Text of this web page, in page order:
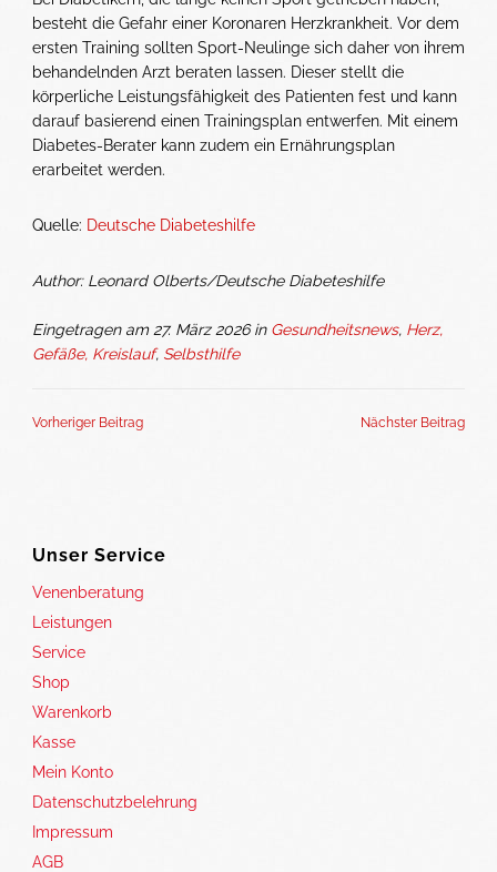
besteht die Gefahr einer Koronaren Herzkrankheit. Vor dem
ersten Training sollten Sport-Neulinge sich daher von ihrem
behandelnden Arzt beraten lassen. Dieser stellt die
körperliche Leistungsfähigkeit des Patienten fest und kann
darauf basierend einen Trainingsplan entwerfen. Mit einem
Diabetes-Berater kann zudem ein Ernährungsplan
erarbeitet werden.
Quelle: Deutsche Diabeteshilfe
Author: Leonard Olberts/Deutsche Diabeteshilfe
Eingetragen am 27. März 2026 in Gesundheitsnews, Herz,
Gefäße, Kreislauf, Selbsthilfe
Vorheriger Beitrag Nächster Beitrag
Unser Service
Venenberatung
Leistungen
Service
Shop
Warenkorb
Kasse
Mein Konto
Datenschutzbelehrung
Impressum
AGB